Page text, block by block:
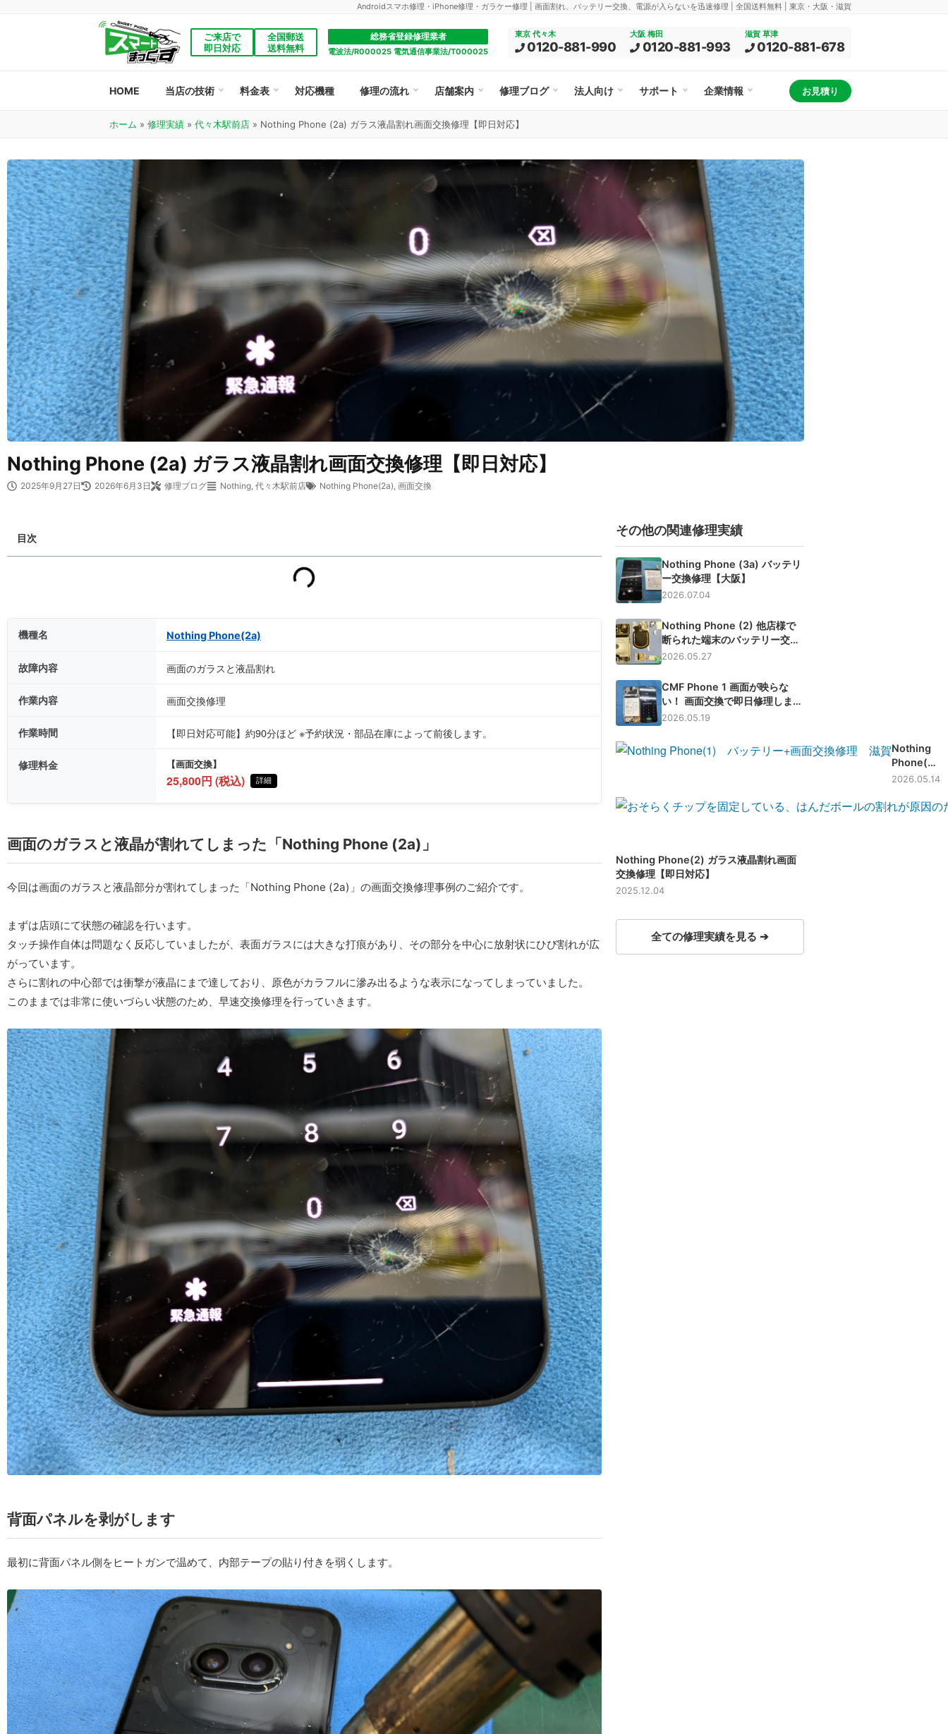
Androidスマホ修理・iPhone修理・ガラケー修理 | 画面割れ、バッテリー交換、電源が入らないを迅速修理 | 全国送料無料 | 東京・大阪・滋賀
ご来店で
即日対応
全国郵送
送料無料
総務省登録修理業者
電波法/R000025 電気通信事業法/T000025
東京 代々木
0120-881-990
大阪 梅田
0120-881-993
滋賀 草津
0120-881-678
HOME 当店の技術 料金表 対応機種 修理の流れ 店舗案内 修理ブログ 法人向け サポート 企業情報 お見積り
ホーム » 修理実績 » 代々木駅前店 » Nothing Phone (2a) ガラス液晶割れ画面交換修理【即日対応】
Nothing Phone (2a) ガラス液晶割れ画面交換修理【即日対応】
2025年9月27日 2026年6月3日 修理ブログ Nothing, 代々木駅前店 Nothing Phone(2a), 画面交換
目次
機種名 Nothing Phone(2a)
故障内容 画面のガラスと液晶割れ
作業内容 画面交換修理
作業時間 【即日対応可能】約90分ほど ※予約状況・部品在庫によって前後します。
修理料金 【画面交換】
25,800円 (税込) 詳細
画面のガラスと液晶が割れてしまった「Nothing Phone (2a)」
今回は画面のガラスと液晶部分が割れてしまった「Nothing Phone (2a)」の画面交換修理事例のご紹介です。
まずは店頭にて状態の確認を行います。
タッチ操作自体は問題なく反応していましたが、表面ガラスには大きな打痕があり、その部分を中心に放射状にひび割れが広
がっています。
さらに割れの中心部では衝撃が液晶にまで達しており、原色がカラフルに滲み出るような表示になってしまっていました。
このままでは非常に使いづらい状態のため、早速交換修理を行っていきます。
背面パネルを剥がします
最初に背面パネル側をヒートガンで温めて、内部テープの貼り付きを弱くします。
その他の関連修理実績
Nothing Phone (3a) バッテリ
ー交換修理【大阪】
2026.07.04
Nothing Phone (2) 他店様で
断られた端末のバッテリー交換
も即日交換可能です！【滋賀】
2026.05.27
CMF Phone 1 画面が映らな
い！ 画面交換で即日修理しまし
た
2026.05.19
Nothing
Phone(1)
バッテリ
換修理 -滋
2026.05.14
Nothing Phone(2) ガラス液晶割れ画面
交換修理【即日対応】
2025.12.04
全ての修理実績を見る ➔